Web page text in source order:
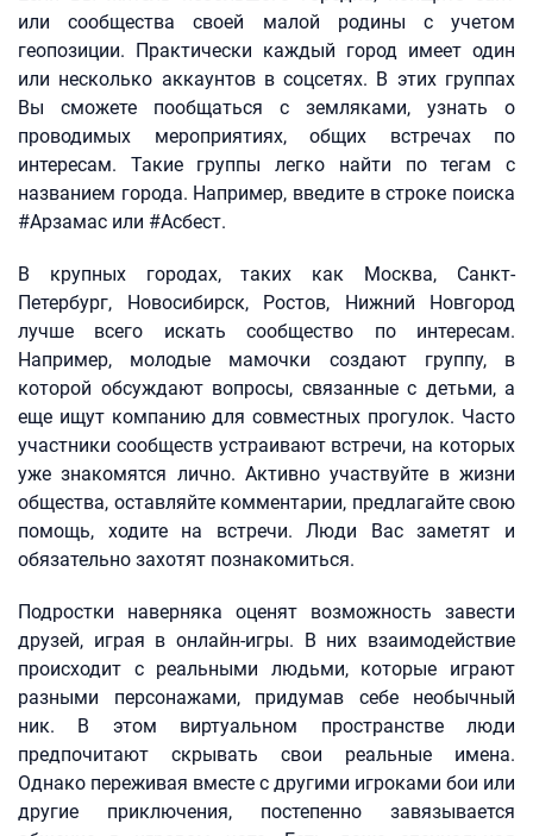
или сообщества своей малой родины с учетом
геопозиции. Практически каждый город имеет один
или несколько аккаунтов в соцсетях. В этих группах
Вы сможете пообщаться с земляками, узнать о
проводимых мероприятиях, общих встречах по
интересам. Такие группы легко найти по тегам с
названием города. Например, введите в строке поиска
#Арзамас или #Асбест.
В крупных городах, таких как Москва, Санкт-
Петербург, Новосибирск, Ростов, Нижний Новгород
лучше всего искать сообщество по интересам.
Например, молодые мамочки создают группу, в
которой обсуждают вопросы, связанные с детьми, а
еще ищут компанию для совместных прогулок. Часто
участники сообществ устраивают встречи, на которых
уже знакомятся лично. Активно участвуйте в жизни
общества, оставляйте комментарии, предлагайте свою
помощь, ходите на встречи. Люди Вас заметят и
обязательно захотят познакомиться.
Подростки наверняка оценят возможность завести
друзей, играя в онлайн-игры. В них взаимодействие
происходит с реальными людьми, которые играют
разными персонажами, придумав себе необычный
ник. В этом виртуальном пространстве люди
предпочитают скрывать свои реальные имена.
Однако переживая вместе с другими игроками бои или
другие приключения, постепенно завязывается